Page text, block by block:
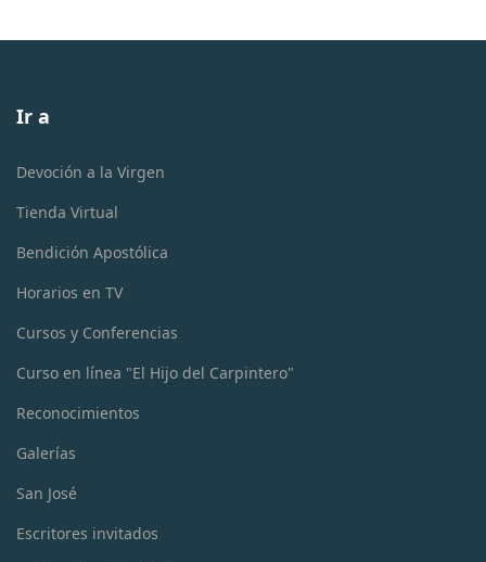
Ir a
Devoción a la Virgen
Tienda Virtual
Bendición Apostólica
Horarios en TV
Cursos y Conferencias
Curso en línea "El Hijo del Carpintero"
Reconocimientos
Galerías
San José
Escritores invitados